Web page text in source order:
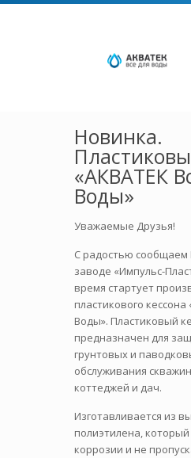
Новинка.
«АКВАТЕК
Воды»
Уважаемые Друзья!
С радостью сообщаем
заводе «Импульс-
время стартует
пластикового
Воды». Пластиковый
предназначен для
грунтовых и
обслуживания
коттеджей и дач.
Изготавливается из
полиэтилена,
коррозии и не